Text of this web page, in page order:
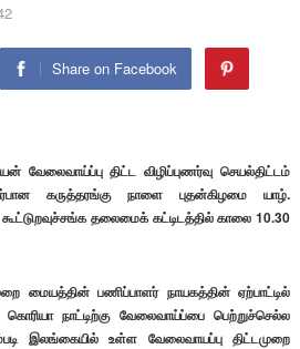
Share on Facebook
வேலைவாய்ப்பு திட்ட விழிப்புணர்வு செயல்திட்டம்
கருத்தரங்கு நாளை புதன்கிழமை யாழ்.
தலைமைக் கட்டிடத்தில் காலை 10.30
மையத்தின் பணிப்பாளர் நாயகத்தின் ஏற்பாட்டில்
நாட்டிற்கு வேலைவாய்ப்பை பெற்றுச்செல்ல
இலங்கையில் உள்ள வேலைவாயப்பு திட்டமுறை